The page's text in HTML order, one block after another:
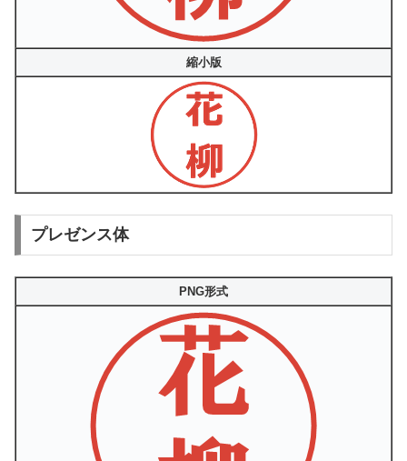
縮小版
プレゼンス体
PNG形式